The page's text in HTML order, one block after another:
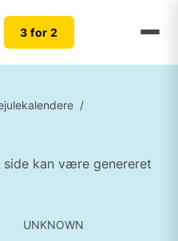
3 for 2
/
kan være genereret
UNKNOWN